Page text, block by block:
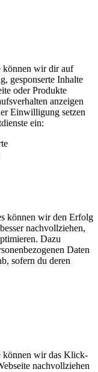
können wir dir auf
gesponserte Inhalte
oder Produkte
anzeigen
Einwilligung setzen
ein:
können wir den Erfolg
nachvollziehen,
Dazu
Daten
sofern du deren
können wir das Klick-
nachvollziehen